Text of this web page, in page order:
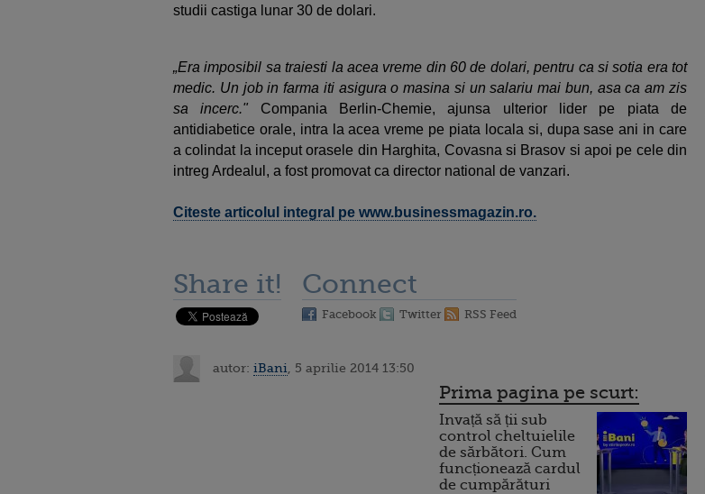
studii castiga lunar 30 de dolari.
„Era imposibil sa traiesti la acea vreme din 60 de dolari, pentru ca si sotia era tot
medic. Un job in farma iti asigura o masina si un salariu mai bun, asa ca am zis
sa incerc." Compania Berlin-Chemie, ajunsa ulterior lider pe piata de
antidiabetice orale, intra la acea vreme pe piata locala si, dupa sase ani in care
a colindat la inceput orasele din Harghita, Covasna si Brasov si apoi pe cele din
intreg Ardealul, a fost promovat ca director national de vanzari.
Citeste articolul integral pe www.businessmagazin.ro.
Share it! Connect
Facebook Twitter RSS Feed
autor: iBani , 5 aprilie 2014 13:50
Prima pagina pe scurt:
Invață să ții sub
control cheltuielile
de sărbători. Cum
funcționează cardul
de cumpărături